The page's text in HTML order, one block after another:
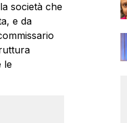
società che
e da
le